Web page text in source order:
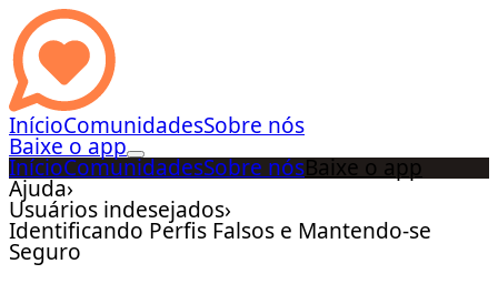
InícioComunidadesSobre nós
Baixe o app
InícioComunidadesSobre nósBaixe o app
Ajuda›
Usuários indesejados›
Identificando Perfis Falsos e Mantendo-se
Seguro